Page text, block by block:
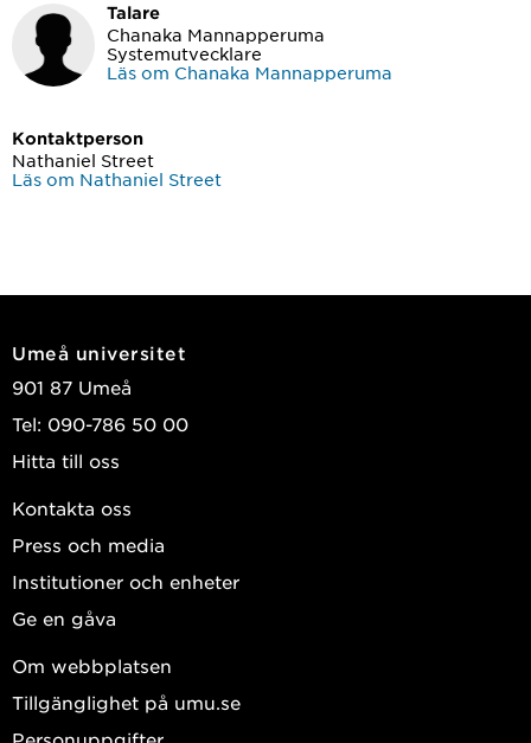
Talare
Chanaka Mannapperuma
Systemutvecklare
Läs om Chanaka Mannapperuma
Kontaktperson
Nathaniel Street
Läs om Nathaniel Street
Umeå universitet
901 87 Umeå
Tel: 090-786 50 00
Hitta till oss
Kontakta oss
Press och media
Institutioner och enheter
Ge en gåva
Om webbplatsen
Tillgänglighet på umu.se